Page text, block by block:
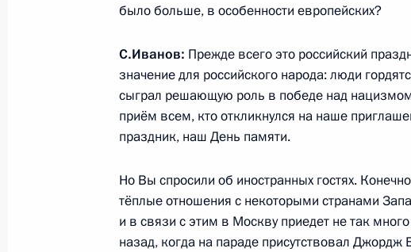
24 апреля 2015 года, пятница
Открытие выставки «Победа»
24 апреля 2015 года, 18:00
Заседание президиума Совета по
24 апреля 2015 года, 15:00 Москва, Кремль
было больше, в особенности европейских?
С.Иванов: Прежде всего это российский
значение для российского народа: люди
сыграл решающую роль в победе над
приём всем, кто откликнулся на наше
праздник, наш День памяти.
Но Вы спросили об иностранных гостях.
тёплые отношения с некоторыми странами
и в связи с этим в Москву приедет не так
назад, когда на параде присутствовал